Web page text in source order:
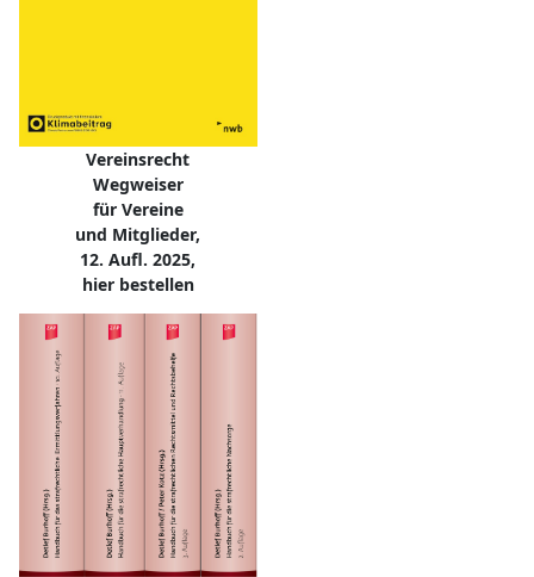
Vereinsrecht
Wegweiser
für Vereine
und Mitglieder,
12. Aufl. 2025,
hier bestellen